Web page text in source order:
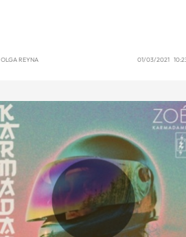
OLGA REYNA 01/03/2021